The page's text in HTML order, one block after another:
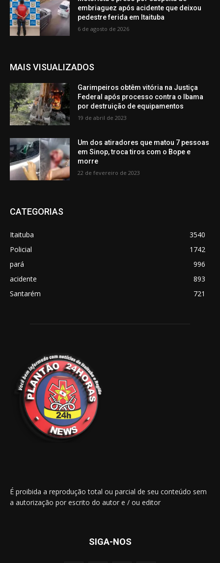
embriaguez após acidente que deixou
pedestre ferida em Itaituba
6 de agosto de 2026
MAIS VISUALIZADOS
Garimpeiros obtêm vitória na Justiça
Federal após processo contra o Ibama
por destruição de equipamentos
19 de abril de 2023
Um dos atiradores que matou 7 pessoas
em Sinop, troca tiros com o Bope e
morre
22 de fevereiro de 2023
CATEGORIAS
Itaituba
3540
Policial
1742
pará
996
acidente
893
Santarém
721
É proibida a reprodução total ou parcial de seu conteúdo sem
a autorização por escrito do autor e / ou editor
SIGA-NOS